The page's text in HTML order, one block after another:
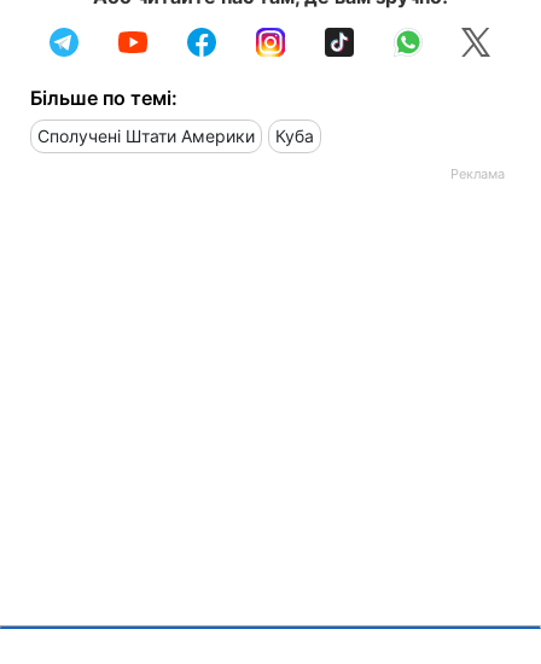
Більше по темі:
Сполучені Штати Америки Куба